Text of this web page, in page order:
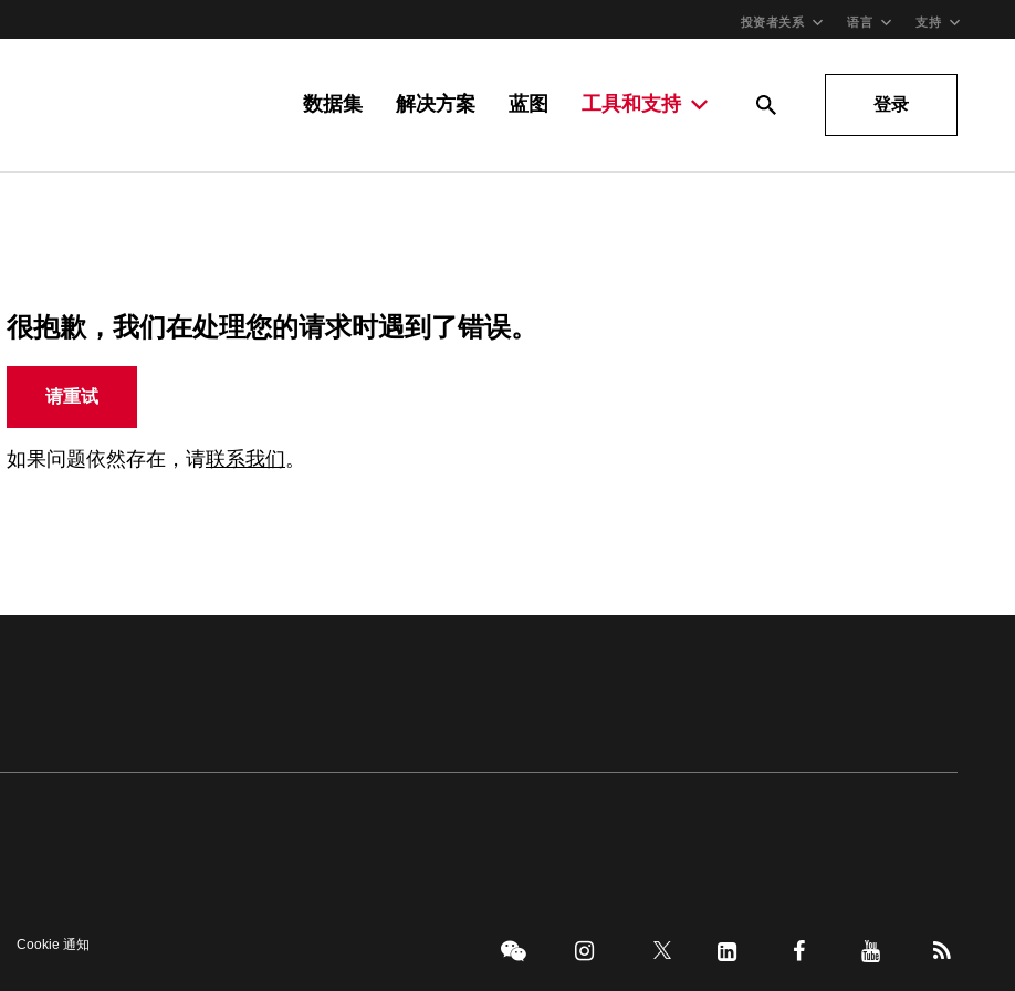
投资者关系 语言 支持
数据集 解决方案 蓝图 工具和支持 登录
很抱歉，我们在处理您的请求时遇到了错误。
请重试
如果问题依然存在，请联系我们 。
Cookie 通知